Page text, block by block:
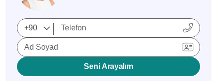
Ad Soyad
Seni Arayalım